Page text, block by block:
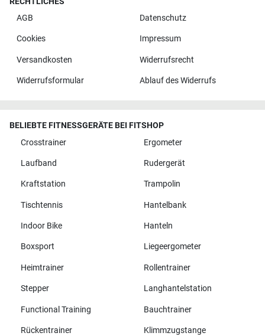
AGB
Datenschutz
Cookies Impressum
Versandkosten Widerrufsrecht
Widerrufsformular Ablauf des Widerrufs
BELIEBTE FITNESSGERÄTE BEI FITSHOP
Crosstrainer
Ergometer
Laufband Rudergerät
Kraftstation Trampolin
Tischtennis Hantelbank
Indoor Bike Hanteln
Boxsport Liegeergometer
Heimtrainer Rollentrainer
Stepper Langhantelstation
Functional Training Bauchtrainer
Rückentrainer Klimmzugstange